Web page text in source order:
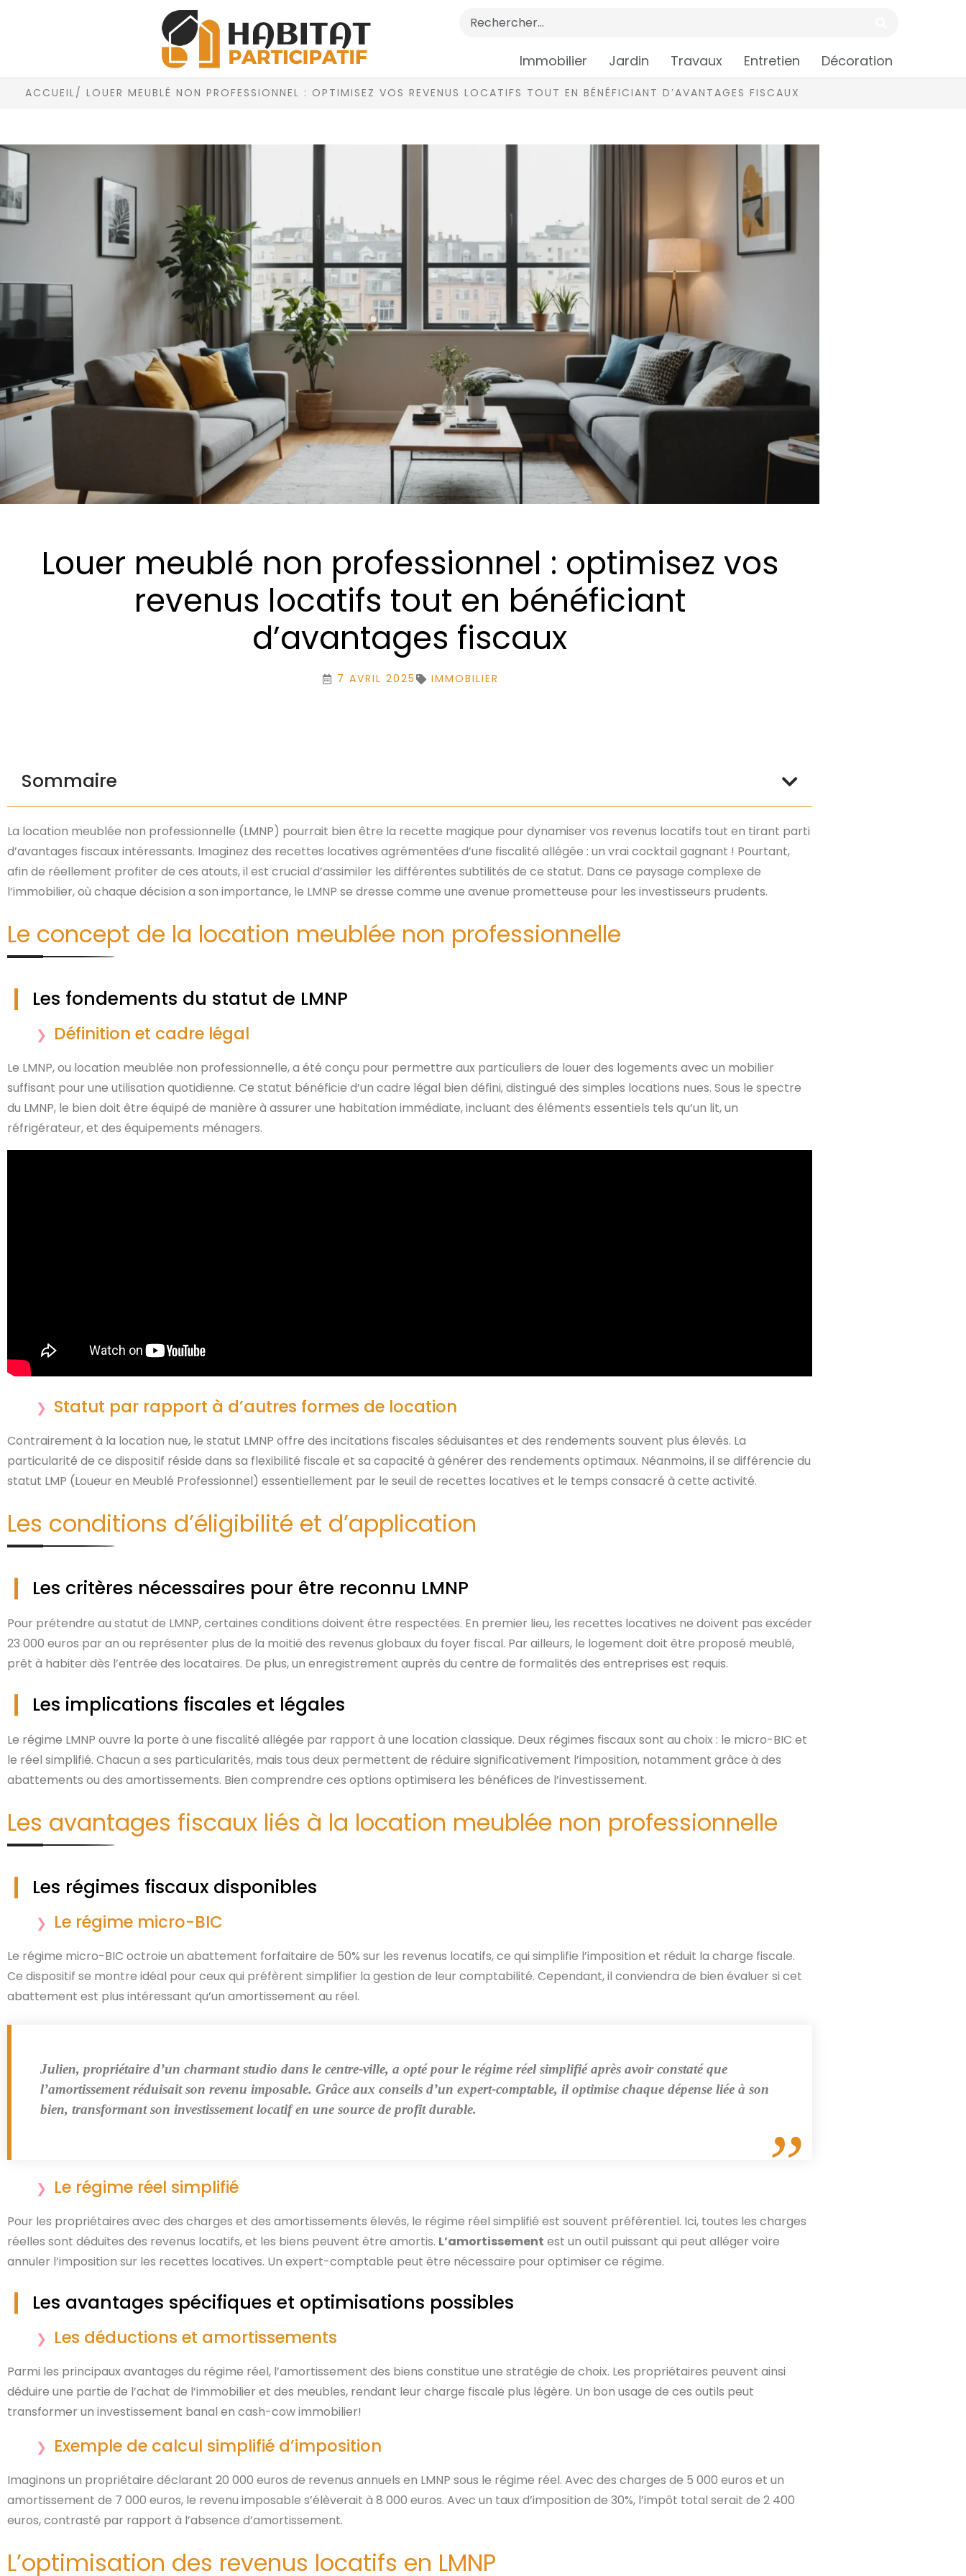
Immobilier Jardin Travaux Entretien Décoration
ACCUEIL/ LOUER MEUBLÉ NON PROFESSIONNEL : OPTIMISEZ VOS REVENUS LOCATIFS TOUT EN BÉNÉFICIANT D’AVANTAGES FISCAUX
Louer meublé non professionnel : optimisez vos
revenus locatifs tout en bénéficiant
d’avantages fiscaux
7 AVRIL 2025 IMMOBILIER
Sommaire
La location meublée non professionnelle (LMNP) pourrait bien être la recette magique pour dynamiser vos revenus locatifs tout en tirant parti
d’avantages fiscaux intéressants. Imaginez des recettes locatives agrémentées d’une fiscalité allégée : un vrai cocktail gagnant ! Pourtant,
afin de réellement profiter de ces atouts, il est crucial d’assimiler les différentes subtilités de ce statut. Dans ce paysage complexe de
l’immobilier, où chaque décision a son importance, le LMNP se dresse comme une avenue prometteuse pour les investisseurs prudents.
Le concept de la location meublée non professionnelle
Les fondements du statut de LMNP
Définition et cadre légal
Le LMNP, ou location meublée non professionnelle, a été conçu pour permettre aux particuliers de louer des logements avec un mobilier
suffisant pour une utilisation quotidienne. Ce statut bénéficie d’un cadre légal bien défini, distingué des simples locations nues. Sous le spectre
du LMNP, le bien doit être équipé de manière à assurer une habitation immédiate, incluant des éléments essentiels tels qu’un lit, un
réfrigérateur, et des équipements ménagers.
Statut par rapport à d’autres formes de location
Contrairement à la location nue, le statut LMNP offre des incitations fiscales séduisantes et des rendements souvent plus élevés. La
particularité de ce dispositif réside dans sa flexibilité fiscale et sa capacité à générer des rendements optimaux. Néanmoins, il se différencie du
statut LMP (Loueur en Meublé Professionnel) essentiellement par le seuil de recettes locatives et le temps consacré à cette activité.
Les conditions d’éligibilité et d’application
Les critères nécessaires pour être reconnu LMNP
Pour prétendre au statut de LMNP, certaines conditions doivent être respectées. En premier lieu, les recettes locatives ne doivent pas excéder
23 000 euros par an ou représenter plus de la moitié des revenus globaux du foyer fiscal. Par ailleurs, le logement doit être proposé meublé,
prêt à habiter dès l’entrée des locataires. De plus, un enregistrement auprès du centre de formalités des entreprises est requis.
Les implications fiscales et légales
Le régime LMNP ouvre la porte à une fiscalité allégée par rapport à une location classique. Deux régimes fiscaux sont au choix : le micro-BIC et
le réel simplifié. Chacun a ses particularités, mais tous deux permettent de réduire significativement l’imposition, notamment grâce à des
abattements ou des amortissements. Bien comprendre ces options optimisera les bénéfices de l’investissement.
Les avantages fiscaux liés à la location meublée non professionnelle
Les régimes fiscaux disponibles
Le régime micro-BIC
Le régime micro-BIC octroie un abattement forfaitaire de 50% sur les revenus locatifs, ce qui simplifie l’imposition et réduit la charge fiscale.
Ce dispositif se montre idéal pour ceux qui préfèrent simplifier la gestion de leur comptabilité. Cependant, il conviendra de bien évaluer si cet
abattement est plus intéressant qu’un amortissement au réel.
Julien, propriétaire d’un charmant studio dans le centre-ville, a opté pour le régime réel simplifié après avoir constaté que
l’amortissement réduisait son revenu imposable. Grâce aux conseils d’un expert-comptable, il optimise chaque dépense liée à son
bien, transformant son investissement locatif en une source de profit durable.
Le régime réel simplifié
Pour les propriétaires avec des charges et des amortissements élevés, le régime réel simplifié est souvent préférentiel. Ici, toutes les charges
réelles sont déduites des revenus locatifs, et les biens peuvent être amortis. L’amortissement est un outil puissant qui peut alléger voire
annuler l’imposition sur les recettes locatives. Un expert-comptable peut être nécessaire pour optimiser ce régime.
Les avantages spécifiques et optimisations possibles
Les déductions et amortissements
Parmi les principaux avantages du régime réel, l’amortissement des biens constitue une stratégie de choix. Les propriétaires peuvent ainsi
déduire une partie de l’achat de l’immobilier et des meubles, rendant leur charge fiscale plus légère. Un bon usage de ces outils peut
transformer un investissement banal en cash-cow immobilier!
Exemple de calcul simplifié d’imposition
Imaginons un propriétaire déclarant 20 000 euros de revenus annuels en LMNP sous le régime réel. Avec des charges de 5 000 euros et un
amortissement de 7 000 euros, le revenu imposable s’élèverait à 8 000 euros. Avec un taux d’imposition de 30%, l’impôt total serait de 2 400
euros, contrasté par rapport à l’absence d’amortissement.
L’optimisation des revenus locatifs en LMNP